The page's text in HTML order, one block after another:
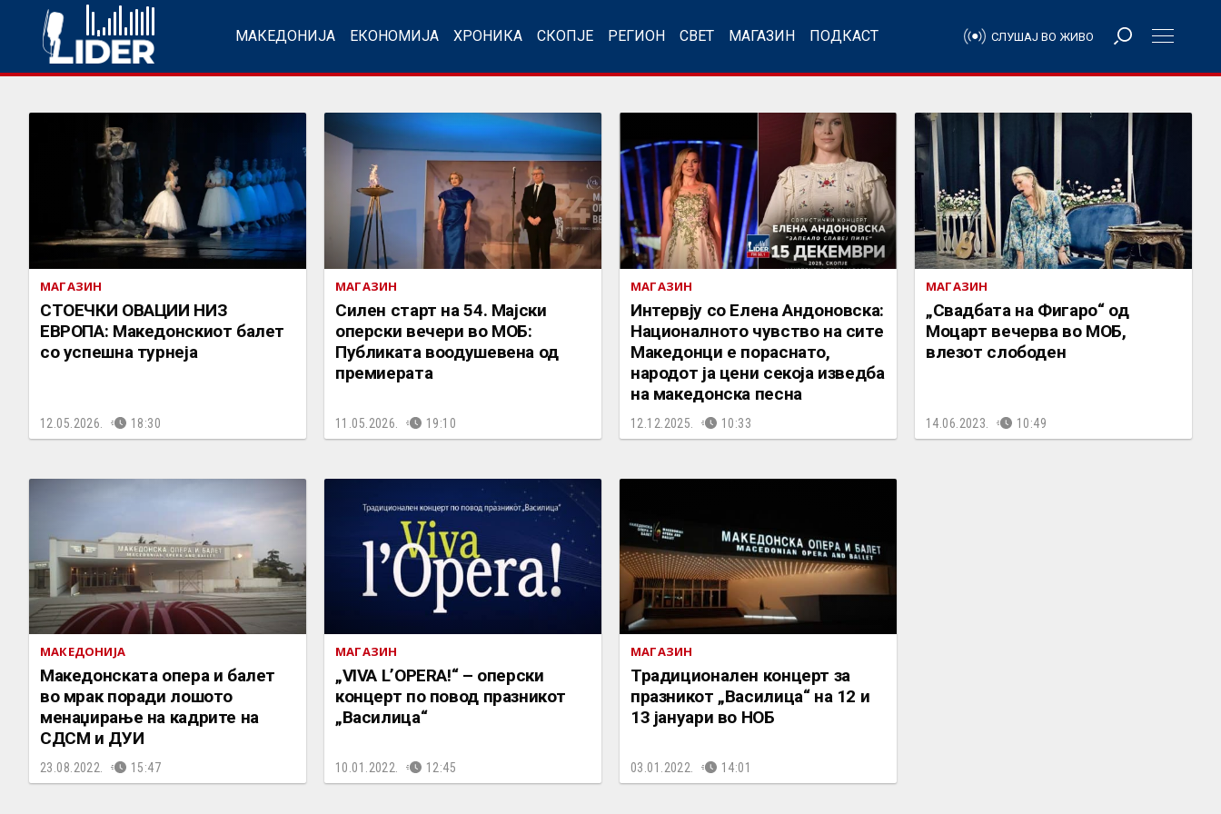
МАКЕДОНИЈА ЕКОНОМИЈА ХРОНИКА СКОПЈЕ РЕГИОН СВЕТ МАГАЗИН ПОДКАСТ СЛУШАЈ ВО ЖИВО
МАГАЗИН
СТОЕЧКИ ОВАЦИИ НИЗ
ЕВРОПА: Македонскиот балет
со успешна турнеја
12.05.2026. 18:30
МАГАЗИН
Силен старт на 54. Мајски
оперски вечери во МОБ:
Публиката воодушевена од
премиерата
11.05.2026. 19:10
МАГАЗИН
Интервју со Елена Андоновска:
Националното чувство на сите
Македонци е пораснато,
народот ја цени секоја изведба
на македонска песна
12.12.2025. 10:33
МАГАЗИН
„Свадбата на Фигаро“ од
Моцарт вечерва во MОБ,
влезот слободен
14.06.2023. 10:49
МАКЕДОНИЈА
Македонската опера и балет
во мрак поради лошото
менаџирање на кадрите на
СДСМ и ДУИ
23.08.2022. 15:47
МАГАЗИН
„VIVA L’OPERA!“ – оперски
концерт по повод празникот
„Василица“
10.01.2022. 12:45
МАГАЗИН
Традиционален концерт за
празникот „Василица“ на 12 и
13 јануари во НОБ
03.01.2022. 14:01